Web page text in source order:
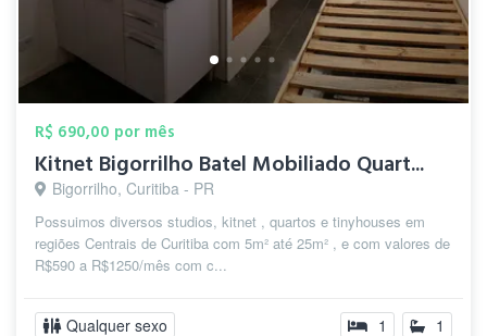
R$ 690,00 por mês
Kitnet Bigorrilho Batel Mobiliado Quart...
Bigorrilho, Curitiba - PR
Possuimos diversos studios, kitnet , quartos e tinyhouses em
regiões Centrais de Curitiba com 5m² até 25m² , e com valores de
R$590 a R$1250/mês com c...
Qualquer sexo 1 1